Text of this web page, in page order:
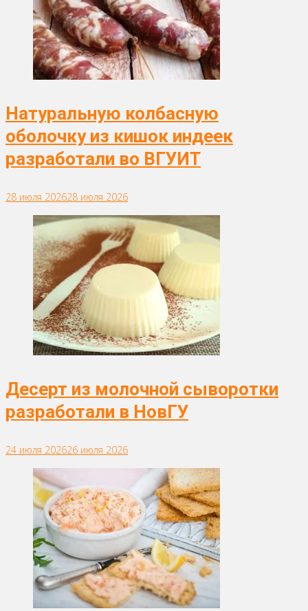
Натуральную колбасную
оболочку из кишок индеек
разработали во ВГУИТ
28 июля 202628 июля 2026
Десерт из молочной сыворотки
разработали в НовГУ
24 июля 202626 июля 2026